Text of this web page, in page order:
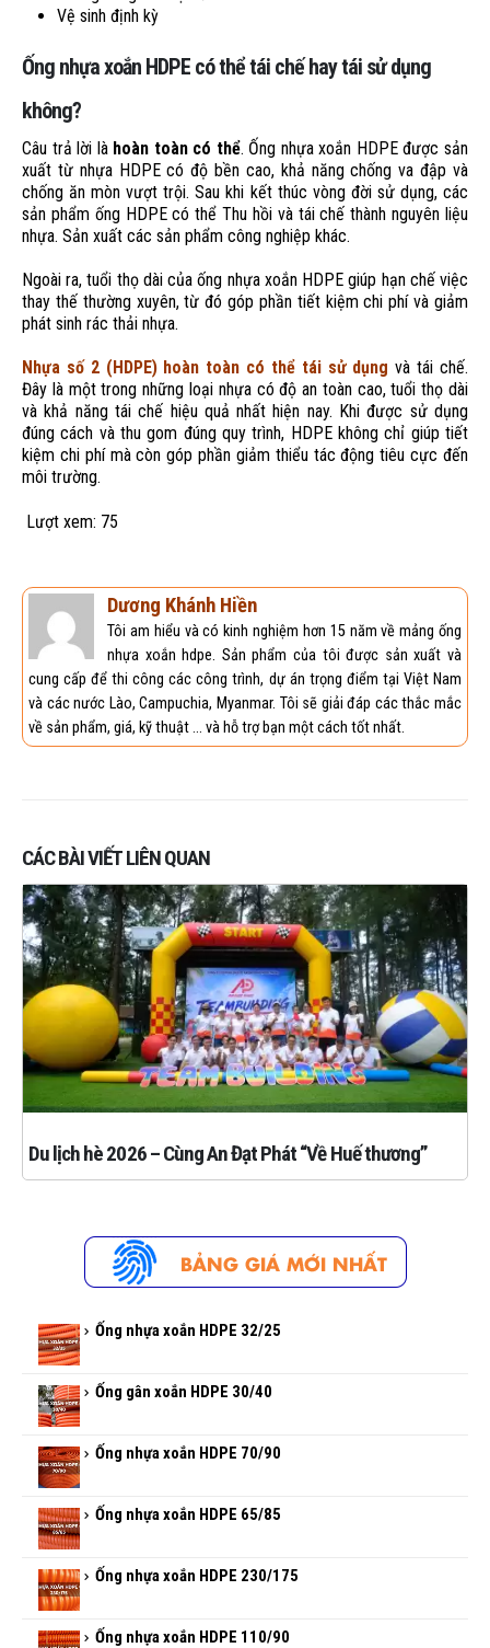
Vệ sinh định kỳ
Ống nhựa xoắn HDPE có thể tái chế hay tái sử dụng
không?
Câu trả lời là hoàn toàn có thể. Ống nhựa xoắn HDPE được sản
xuất từ nhựa HDPE có độ bền cao, khả năng chống va đập và
chống ăn mòn vượt trội. Sau khi kết thúc vòng đời sử dụng, các
sản phẩm ống HDPE có thể Thu hồi và tái chế thành nguyên liệu
nhựa. Sản xuất các sản phẩm công nghiệp khác.
Ngoài ra, tuổi thọ dài của ống nhựa xoắn HDPE giúp hạn chế việc
thay thế thường xuyên, từ đó góp phần tiết kiệm chi phí và giảm
phát sinh rác thải nhựa.
Nhựa số 2 (HDPE) hoàn toàn có thể tái sử dụng và tái chế.
Đây là một trong những loại nhựa có độ an toàn cao, tuổi thọ dài
và khả năng tái chế hiệu quả nhất hiện nay. Khi được sử dụng
đúng cách và thu gom đúng quy trình, HDPE không chỉ giúp tiết
kiệm chi phí mà còn góp phần giảm thiểu tác động tiêu cực đến
môi trường.
Lượt xem: 75
Dương Khánh Hiền
Tôi am hiểu và có kinh nghiệm hơn 15 năm về mảng ống
nhựa xoắn hdpe. Sản phẩm của tôi được sản xuất và
cung cấp để thi công các công trình, dự án trọng điểm tại Việt Nam
và các nước Lào, Campuchia, Myanmar. Tôi sẽ giải đáp các thắc mắc
về sản phẩm, giá, kỹ thuật ... và hỗ trợ bạn một cách tốt nhất.
CÁC BÀI VIẾT LIÊN QUAN
Du lịch hè 2026 – Cùng An Đạt Phát “Về Huế thương”
Ống nhựa xoắn HDPE 32/25
Ống gân xoắn HDPE 30/40
Ống nhựa xoắn HDPE 70/90
Ống nhựa xoắn HDPE 65/85
Ống nhựa xoắn HDPE 230/175
Ống nhựa xoắn HDPE 110/90